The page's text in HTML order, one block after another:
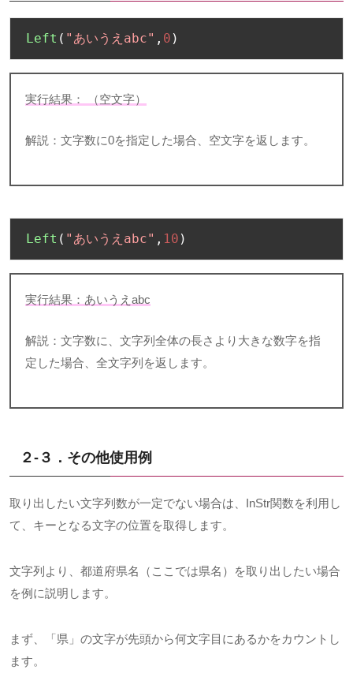
Left ( "あいうえabc" , 0 )
実行結果： （空文字）
解説：文字数に0を指定した場合、空文字を返します。
Left ( "あいうえabc" , 10 )
実行結果：あいうえ abc
解説：文字数に、文字列全体の長さより大きな数字を指
定した場合、全文字列を返します。
２-３．その他使用例
取り出したい文字列数が一定でない場合は、 InStr関数を利用し
て、キーとなる文字の位置を取得します。
文字列より、都道府県名（ここでは県名）を取り出したい場合
を例に説明します。
まず、「県」の文字が先頭から何文字目にあるかをカウントし
ます。